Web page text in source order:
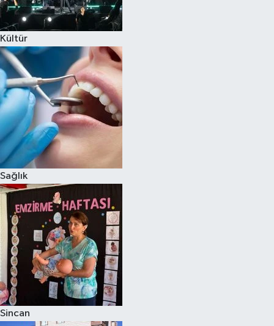
Kültür
Sağlık
Sincan